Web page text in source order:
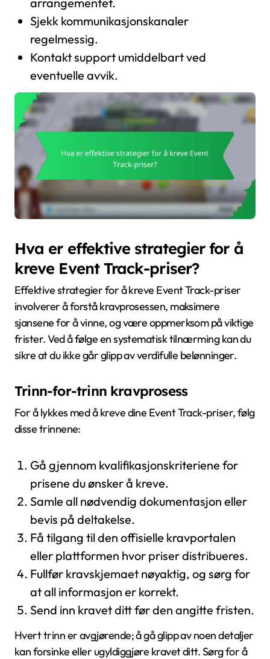
Sjekk kommunikasjonskanaler
regelmessig.
Kontakt support umiddelbart ved
eventuelle avvik.
Hva er effektive strategier for å
kreve Event Track-priser?
Effektive strategier for å kreve Event Track-priser
involverer å forstå kravprosessen, maksimere
sjansene for å vinne, og være oppmerksom på viktige
frister. Ved å følge en systematisk tilnærming kan du
sikre at du ikke går glipp av verdifulle belønninger.
Trinn-for-trinn kravprosess
For å lykkes med å kreve dine Event Track-priser, følg
disse trinnene:
Gå gjennom kvalifikasjonskriteriene for
prisene du ønsker å kreve.
Samle all nødvendig dokumentasjon eller
bevis på deltakelse.
Få tilgang til den offisielle kravportalen
eller plattformen hvor priser distribueres.
Fullfør kravskjemaet nøyaktig, og sørg for
at all informasjon er korrekt.
Send inn kravet ditt før den angitte fristen.
Hvert trinn er avgjørende; å gå glipp av noen detaljer
kan forsinke eller ugyldiggjøre kravet ditt. Sørg for å